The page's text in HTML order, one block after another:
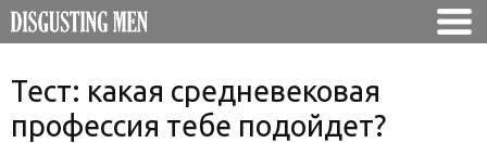
Тест: какая средневековая
профессия тебе подойдет?